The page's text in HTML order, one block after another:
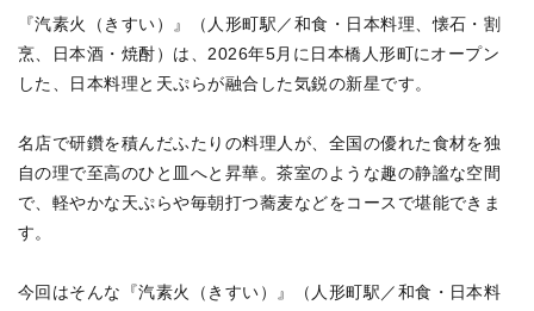
『汽素火（きすい）』（人形町駅／和食・日本料理、懐石・割
烹、日本酒・焼酎）は、2026年5月に日本橋人形町にオープン
した、日本料理と天ぷらが融合した気鋭の新星です。
名店で研鑽を積んだふたりの料理人が、全国の優れた食材を独
自の理で至高のひと皿へと昇華。茶室のような趣の静謐な空間
で、軽やかな天ぷらや毎朝打つ蕎麦などをコースで堪能できま
す。
今回はそんな『汽素火（きすい）』（人形町駅／和食・日本料